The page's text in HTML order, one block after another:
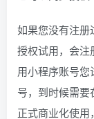
如果您没有注册
授权试用，会注
用小程序账号
号，到时候需要
正式商业化使